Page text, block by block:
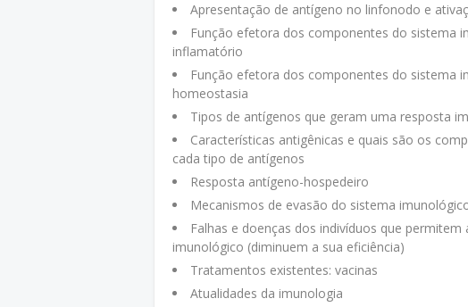
Apresentação de antígeno no linfonodo e
Função efetora dos componentes do sistema
inflamatório
Função efetora dos componentes do sistema
homeostasia
Tipos de antígenos que geram uma resposta
Características antigênicas e quais são os
cada tipo de antígenos
Resposta antígeno-hospedeiro
Mecanismos de evasão do sistema
Falhas e doenças dos indivíduos que
imunológico (diminuem a sua eficiência)
Tratamentos existentes: vacinas
Atualidades da imunologia